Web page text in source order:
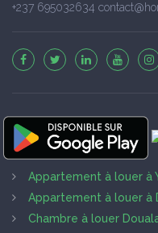
+237 695032634
Appartement à louer à
Appartement à louer à
Chambre à louer